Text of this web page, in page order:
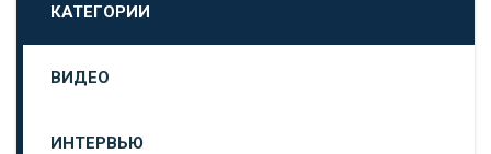
КАТЕГОРИИ
ВИДЕО
ИНТЕРВЬЮ